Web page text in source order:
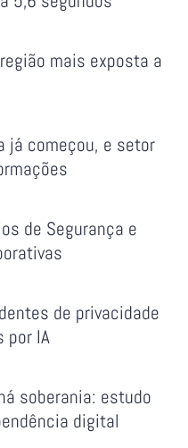
mais exposta a
já começou, e setor
de Segurança e
de privacidade
por IA
soberania: estudo
digital